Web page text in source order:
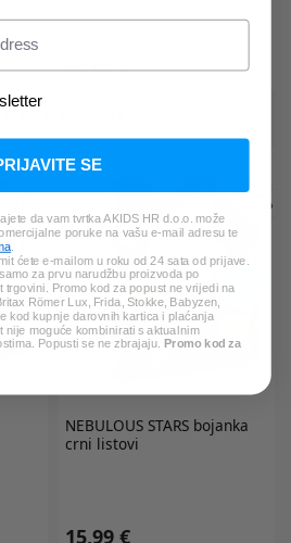
16,99 €
PROIZVODE:
NEBULOUS STARSbojanka
crni listovi
15,99 €
SE
da vam tvrtka AKIDS HR d.o.o. može
poruke na vašu e-mail adresu te
ćete e-mailom u roku od 24 sata od prijave.
za prvu narudžbu proizvoda po
Promo kod za popust ne vrijedi na
Römer Lux, Frida, Stokke, Babyzen,
kod kupnje darovnih kartica i plaćanja
nije moguće kombinirati s aktualnim
Popusti se ne zbrajaju. Promo kod za